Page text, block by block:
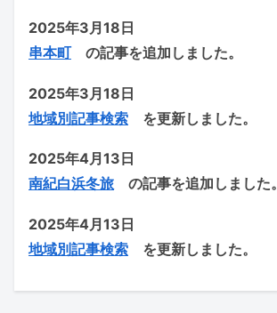
2025年3月18日
串本町の記事を追加しました。
2025年3 月18日
地域別記事検索 を更新しました。
2025年4月13日
南紀白浜冬旅 の記事を追加しました。
2025年4月13日
地域別記事検索 を更新しました。